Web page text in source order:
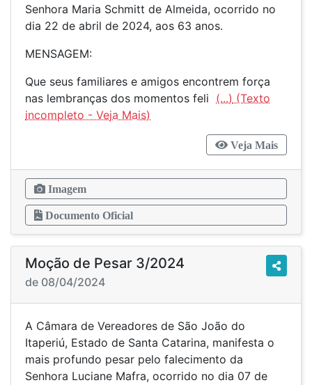
Senhora Maria Schmitt de Almeida, ocorrido no
dia 22 de abril de 2024, aos 63 anos.
MENSAGEM:
Que seus familiares e amigos encontrem força
nas lembranças dos momentos feli (...)
Veja Mais
Imagem
Documento Oficial
Moção de Pesar 3/2024
de 08/04/2024
A Câmara de Vereadores de São João do
Itaperiú, Estado de Santa Catarina, manifesta o
mais profundo pesar pelo falecimento da
Senhora Luciane Mafra, ocorrido no dia 07 de